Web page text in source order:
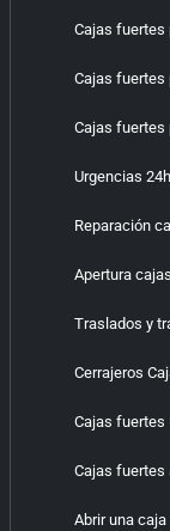
Cajas fuertes
Cajas fuertes
Cajas fuertes
Urgencias 24h
Reparación
Apertura
Traslados y
Cerrajeros
Cajas fuertes
Cajas fuertes
Abrir una